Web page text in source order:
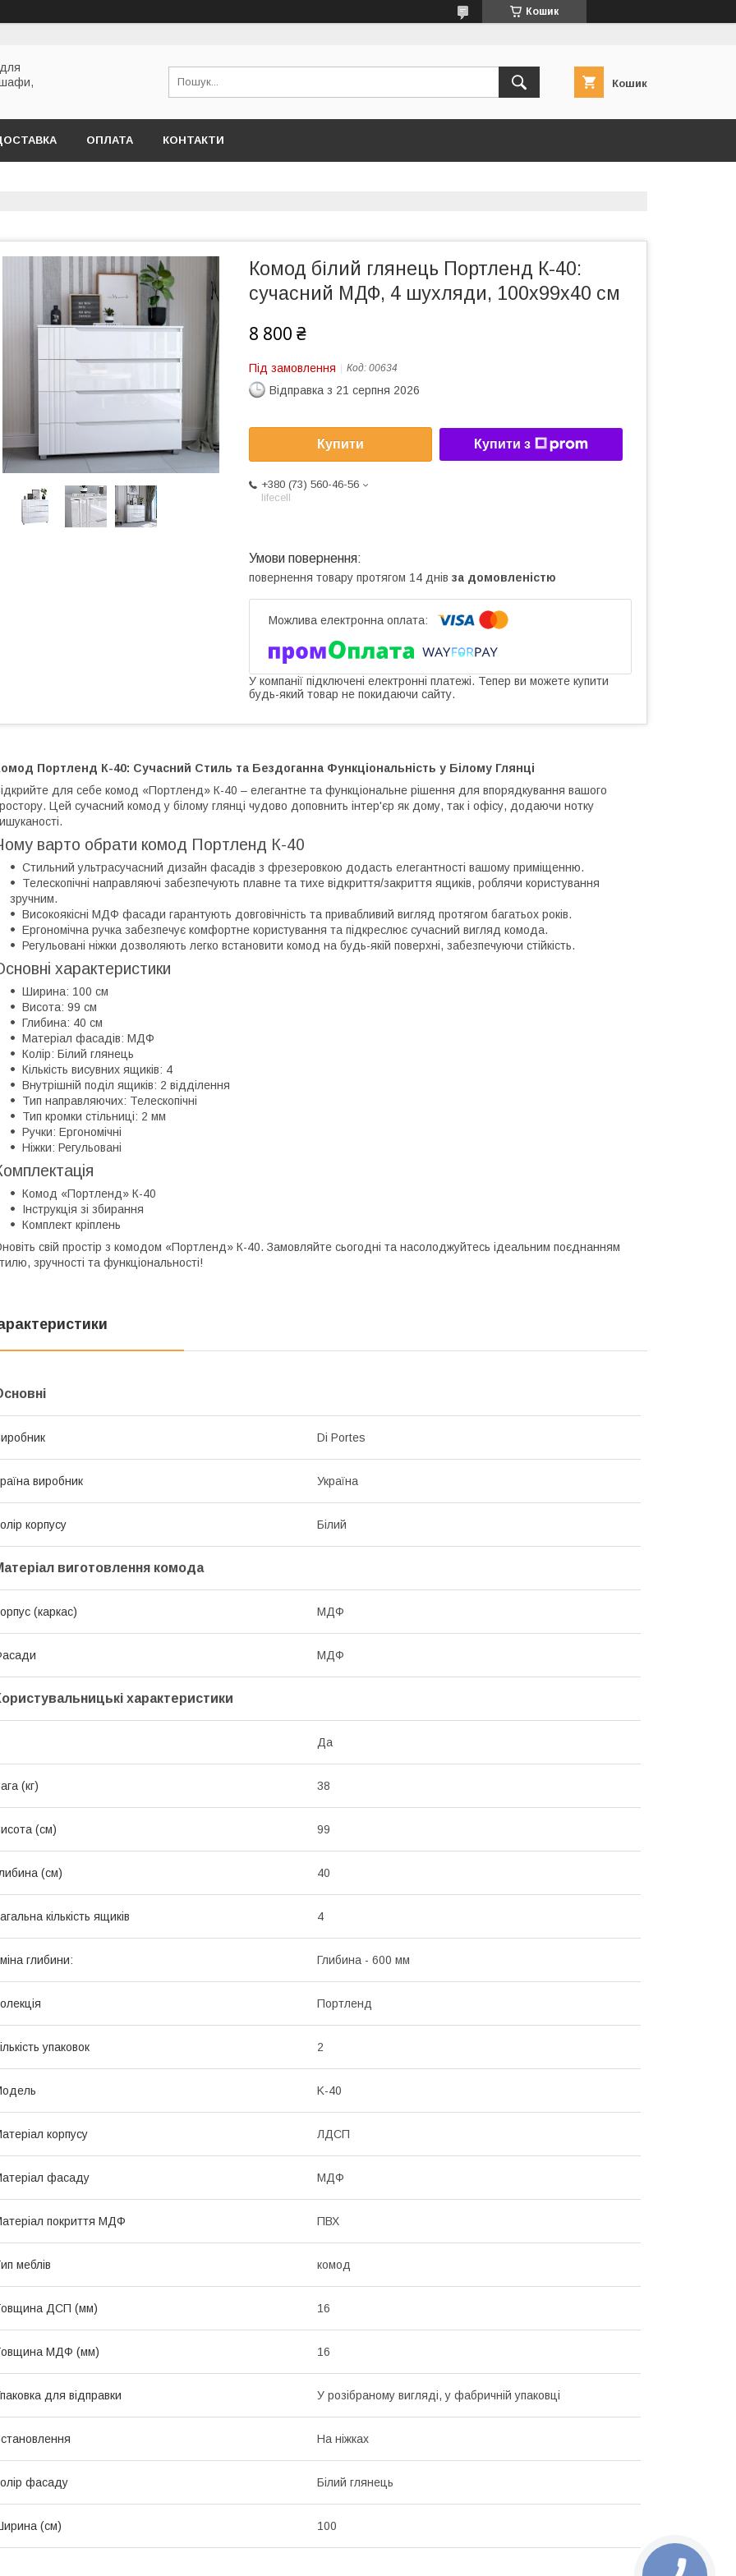
Кошик
шафи,
Кошик
ОПЛАТА КОНТАКТИ
Комод білий глянець Портленд К-40:
сучасний МДФ, 4 шухляди, 100x99x40 см
8 800 ₴
Під замовлення Код: 00634
Відправка з 21 серпня 2026
Купити Купити з
+380 (73) 560-46-56
lifecell
повернення товару протягом 14 днів за домовленістю
У компанії підключені електронні платежі. Тепер ви можете купити
будь-який товар не покидаючи сайту.
Портленд К-40: Сучасний Стиль та Бездоганна Функціональність у Білому Глянці
для себе комод «Портленд» К-40 – елегантне та функціональне рішення для впорядкування вашого
Цей сучасний комод у білому глянці чудово доповнить інтер'єр як дому, так і офісу, додаючи нотку
варто обрати комод Портленд К-40
Стильний ультрасучасний дизайн фасадів з фрезеровкою додасть елегантності вашому приміщенню.
Телескопічні направляючі забезпечують плавне та тихе відкриття/закриття ящиків, роблячи користування
зручним.
Високоякісні МДФ фасади гарантують довговічність та привабливий вигляд протягом багатьох років.
Ергономічна ручка забезпечує комфортне користування та підкреслює сучасний вигляд комода.
Регульовані ніжки дозволяють легко встановити комод на будь-якій поверхні, забезпечуючи стійкість.
характеристики
Ширина: 100 см
Висота: 99 см
Глибина: 40 см
Матеріал фасадів: МДФ
Колір: Білий глянець
Кількість висувних ящиків: 4
Внутрішній поділ ящиків: 2 відділення
Тип направляючих: Телескопічні
Тип кромки стільниці: 2 мм
Ручки: Ергономічні
Ніжки: Регульовані
Комод «Портленд» К-40
Інструкція зі збирання
Комплект кріплень
свій простір з комодом «Портленд» К-40. Замовляйте сьогодні та насолоджуйтесь ідеальним поєднанням
зручності та функціональності!
Di Portes
виробник Україна
корпусу Білий
виготовлення комода
(каркас) МДФ
МДФ
характеристики
Да
(кг) 38
(см) 99
(см) 40
кількість ящиків 4
глибини: Глибина - 600 мм
Портленд
упаковок 2
K-40
корпусу ЛДСП
фасаду МДФ
покриття МДФ ПВХ
меблів комод
ДСП (мм) 16
МДФ (мм) 16
для відправки У розібраному вигляді, у фабричній упаковці
На ніжках
фасаду Білий глянець
(см) 100